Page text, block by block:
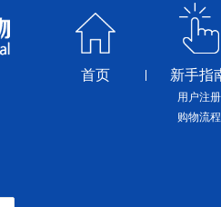
首页 新手指
用户注册
购物流程